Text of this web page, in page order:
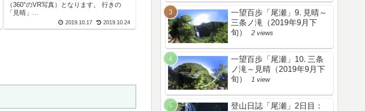
（360°のVR写真）となります。 行きの
「見晴」...
2019.10.17 2019.10.24
一望百歩「尾瀬」9. 見晴～
三条ノ滝（2019年9月下
旬）
2 views
一望百歩「尾瀬」10. 三条
ノ滝～見晴（2019年9月下
旬）
1 view
登山日誌「尾瀬」2日目：